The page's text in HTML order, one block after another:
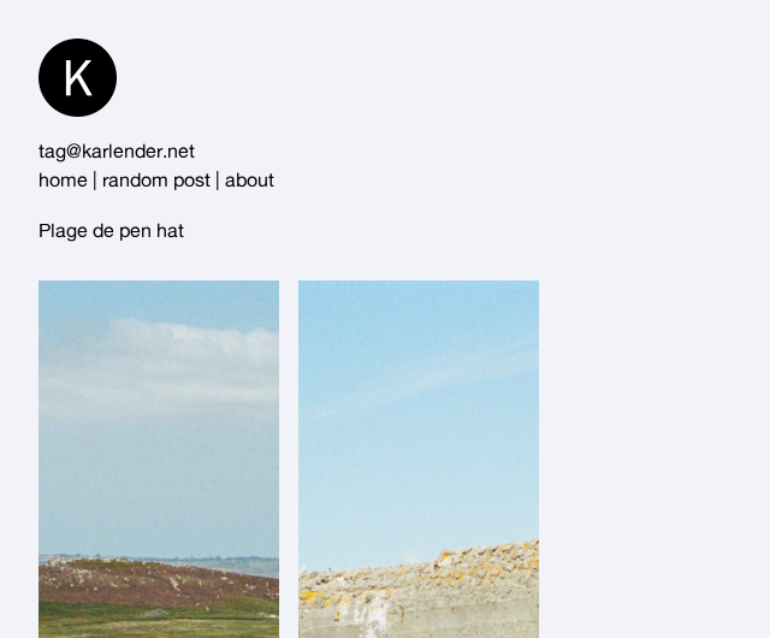
Content
tag@karlender.net
home
random post about
Plage de pen hat